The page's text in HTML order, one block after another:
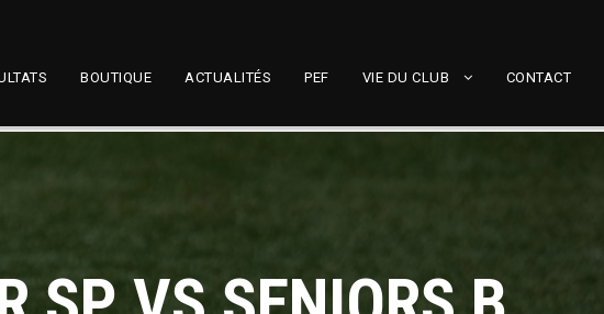
BOUTIQUE ACTUALITÉS PEF VIE DU CLUB CONTACT